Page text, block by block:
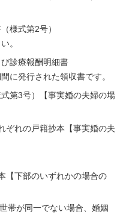
様式第2号）
。
診療報酬明細書
に発行された領収書です。
第3号）【事実婚の夫婦の場
ぞれの戸籍抄本【事実婚の夫
【下部のいずれかの場合の
帯が同一でない場合、婚姻